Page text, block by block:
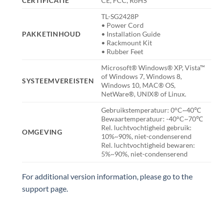
PAKKETINHOUD
TL-SG2428P
• Power Cord
• Installation Guide
• Rackmount Kit
• Rubber Feet
SYSTEEMVEREISTEN
Microsoft® Windows® XP, Vista™
of Windows 7, Windows 8,
Windows 10, MAC® OS,
NetWare®, UNIX® of Linux.
OMGEVING
Gebruikstemperatuur: 0°C~40℃
Bewaartemperatuur: -40°C~70℃
Rel. luchtvochtigheid gebruik:
10%~90%, niet-condenserend
Rel. luchtvochtigheid bewaren:
5%~90%, niet-condenserend
For additional version information, please go to the
support page.